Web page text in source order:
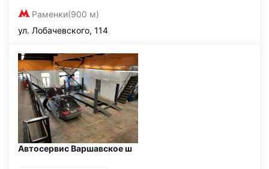
Раменки(900 м)
ул. Лобачевского, 114
Автосервис Варшавское ш